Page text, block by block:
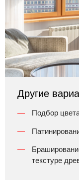
Другие
Подбор
текстуре